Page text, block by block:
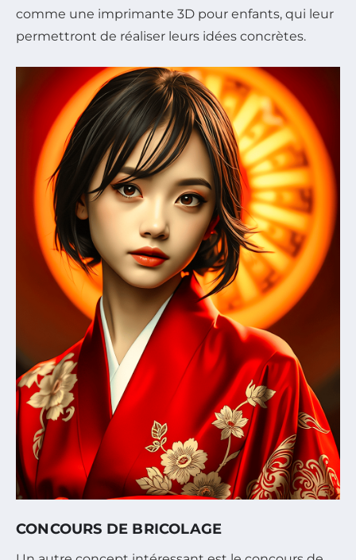
comme une imprimante 3D pour enfants, qui leur
permettront de réaliser leurs idées concrètes.
CONCOURS DE BRICOLAGE